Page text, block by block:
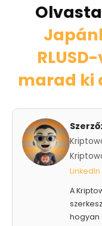
marad ki
Szerző:
LinkedIn
A
hogyan